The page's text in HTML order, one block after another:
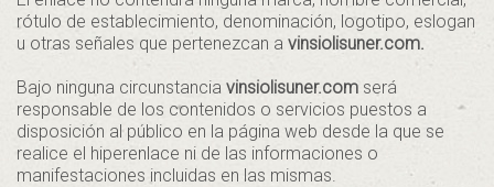
rótulo de establecimiento, denominación, logotipo, eslogan
u otras señales que pertenezcan a vinsiolisuner.com.
Bajo ninguna circunstancia vinsiolisuner.com será
responsable de los contenidos o servicios puestos a
disposición al público en la página web desde la que se
realice el hiperenlace ni de las informaciones o
manifestaciones incluidas en las mismas.